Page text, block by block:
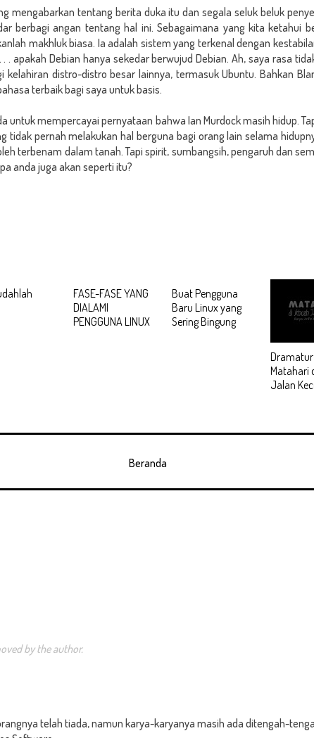
mengabarkan tentang berita duka itu dan segala seluk beluk
berbagi angan tentang hal ini. Sebagaimana yang kita ketahui
makhluk biasa. Ia adalah sistem yang terkenal dengan
. apakah Debian hanya sekedar berwujud Debian. Ah, saya rasa
kelahiran distro-distro besar lainnya, termasuk Ubuntu. Bahkan
terbaik bagi saya untuk basis.
untuk mempercayai pernyataan bahwa Ian Murdock masih hidup.
tidak pernah melakukan hal berguna bagi orang lain selama
terbenam dalam tanah. Tapi spirit, sumbangsih, pengaruh dan
anda juga akan seperti itu?
FASE-FASE YANG
DIALAMI
PENGGUNA LINUX
Buat Pengguna
Baru Linux yang
Sering Bingung
Matahari
Jalan
Beranda
by the author.
telah tiada, namun karya-karyanya masih ada ditengah-